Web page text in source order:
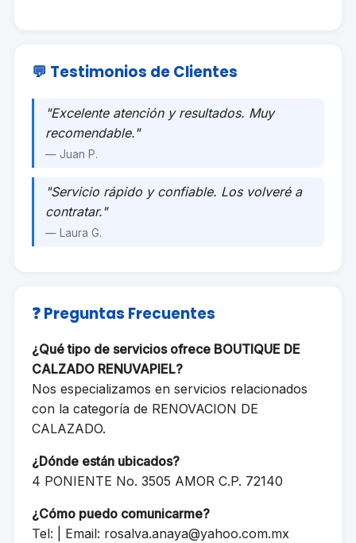
💬 Testimonios de Clientes
"Excelente atención y resultados. Muy
recomendable."
— Juan P.
"Servicio rápido y confiable. Los volveré a
contratar."
— Laura G.
❓ Preguntas Frecuentes
¿Qué tipo de servicios ofrece BOUTIQUE DE
CALZADO RENUVAPIEL?
Nos especializamos en servicios relacionados
con la categoría de RENOVACION DE
CALAZADO.
¿Dónde están ubicados?
4 PONIENTE No. 3505 AMOR C.P. 72140
¿Cómo puedo comunicarme?
Tel: | Email: rosalva.anaya@yahoo.com.mx